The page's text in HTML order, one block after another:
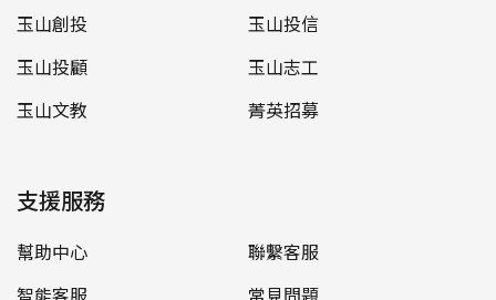
玉山創投
玉山投信
玉山投顧
玉山志工
玉山文教
菁英招募
支援服務
幫助中心
聯繫客服
智能客服
常見問題